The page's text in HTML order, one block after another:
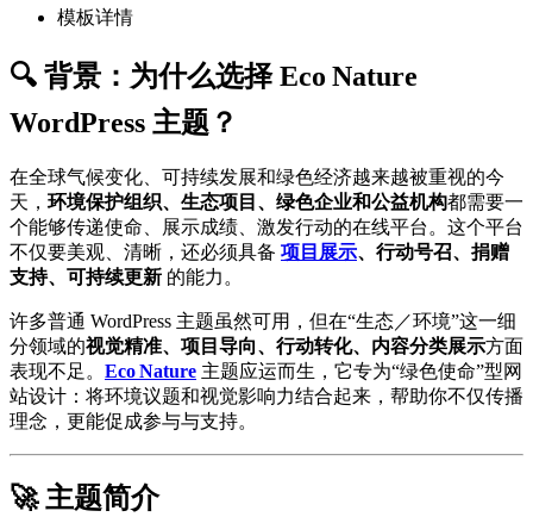
模板详情
🔍 背景：为什么选择 Eco Nature
WordPress 主题？
在全球气候变化、可持续发展和绿色经济越来越被重视的今
天， 环境保护组织、生态项目、绿色企业和公益机构都需要一
个能够传递使命、展示成绩、激发行动的在线平台。这个平台
不仅要美观、清晰，还必须具备 项目展示、行动号召、捐赠
支持、可持续更新 的能力。
许多普通 WordPress 主题虽然可用，但在“生态／环境”这一细
分领域的视觉精准、项目导向、行动转化、内容分类展示方面
表现不足。 Eco Nature 主题应运而生，它专为“绿色使命”型网
站设计：将环境议题和视觉影响力结合起来，帮助你不仅传播
理念，更能促成参与与支持。
🚀 主题简介